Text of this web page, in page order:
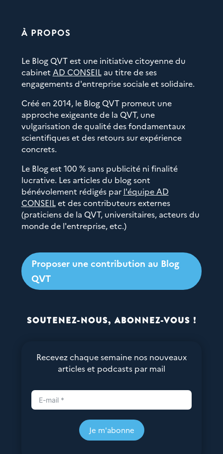
À PROPOS
Le Blog QVT est une initiative citoyenne du
cabinet AD CONSEILau titre de ses
engagements d'entreprise sociale et solidaire.
Créé en 2014, le Blog QVT promeut une
approche exigeante de la QVT, une
vulgarisation de qualité des fondamentaux
scientifiques et des retours sur expérience
concrets.
Le Blog est 100 % sans publicité ni finalité
lucrative. Les articles du blog sont
bénévolement rédigés par l'équipe AD
CONSEILet des contributeurs externes
(praticiens de la QVT, universitaires, acteurs du
monde de l'entreprise, etc.)
Proposer une contribution au Blog
QVT
SOUTENEZ-NOUS, ABONNEZ-VOUS !
Recevez chaque semaine nos nouveaux
articles et podcasts par mail
Je m'abonne